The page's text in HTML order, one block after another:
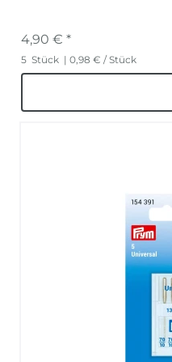
4,90 € *
5 Stück | 0,98 € / Stück